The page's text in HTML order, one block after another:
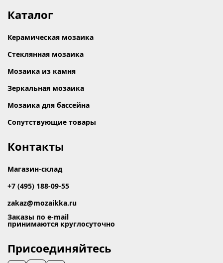
Каталог
Керамическая мозаика
Стеклянная мозаика
Мозаика из камня
Зеркальная мозаика
Мозаика для бассейна
Сопутствующие товары
Контакты
Магазин-склад
+7 (495) 188-09-55
zakaz@mozaikka.ru
Заказы по e-mail
принимаются круглосуточно
Присоединяйтесь